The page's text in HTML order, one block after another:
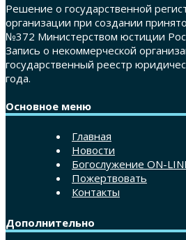
Решение о государственной
организации при создании
№372 Министерством юстиции
Запись о некоммерческой
государственный реестр
года.
Основное меню
Главная
Новости
Богослужение ON-
Пожертвовать
Контакты
Дополнительно